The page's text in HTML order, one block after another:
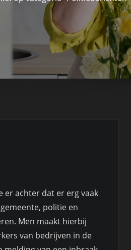
er achter dat er erg vaak
politie en
Men maakt hierbij
van bedrijven in de